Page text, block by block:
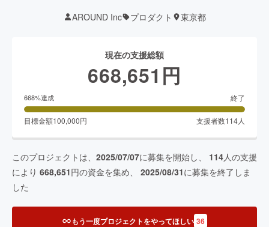
AROUND Inc プロダクト 東京都
現在の支援総額
668,651 円
668%達成 終了
目標金額100,000円 支援者数114人
このプロジェクトは、 2025/07/07に募集を開始し、 114人の支援
により 668,651円の資金を集め、 2025/08/31に募集を終了しま
した
もう一度プロジェクトをやってほしい 36